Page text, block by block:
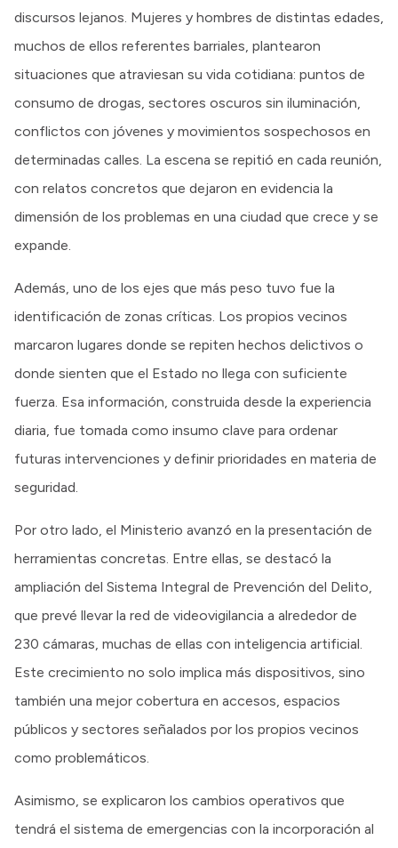
discursos lejanos. Mujeres y hombres de distintas edades,
muchos de ellos referentes barriales, plantearon
situaciones que atraviesan su vida cotidiana: puntos de
consumo de drogas, sectores oscuros sin iluminación,
conflictos con jóvenes y movimientos sospechosos en
determinadas calles. La escena se repitió en cada reunión,
con relatos concretos que dejaron en evidencia la
dimensión de los problemas en una ciudad que crece y se
expande.
Además, uno de los ejes que más peso tuvo fue la
identificación de zonas críticas. Los propios vecinos
marcaron lugares donde se repiten hechos delictivos o
donde sienten que el Estado no llega con suficiente
fuerza. Esa información, construida desde la experiencia
diaria, fue tomada como insumo clave para ordenar
futuras intervenciones y definir prioridades en materia de
seguridad.
Por otro lado, el Ministerio avanzó en la presentación de
herramientas concretas. Entre ellas, se destacó la
ampliación del Sistema Integral de Prevención del Delito,
que prevé llevar la red de videovigilancia a alrededor de
230 cámaras, muchas de ellas con inteligencia artificial.
Este crecimiento no solo implica más dispositivos, sino
también una mejor cobertura en accesos, espacios
públicos y sectores señalados por los propios vecinos
como problemáticos.
Asimismo, se explicaron los cambios operativos que
tendrá el sistema de emergencias con la incorporación al